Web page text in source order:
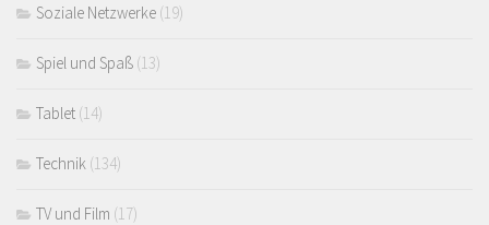
Soziale Netzwerke (19)
Spiel und Spaß (13)
Tablet (14)
Technik (134)
TV und Film (17)